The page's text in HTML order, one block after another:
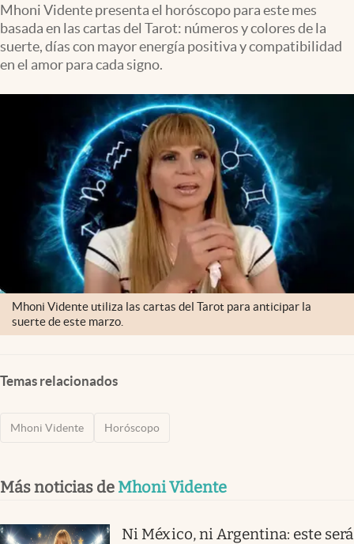
Tv
Clima
Espiritualidad
abre en nueva pestaña
México
Mhoni Vidente presenta el horóscopo para este mes
basada en las cartas del Tarot: números y colores de la
suerte, días con mayor energía positiva y compatibilidad
en el amor para cada signo.
Mhoni Vidente utiliza las cartas del Tarot para anticipar la
suerte de este marzo.
Temas relacionados
Mhoni Vidente Horóscopo
Más noticias de Mhoni Vidente
Ni México, ni Argentina: este será